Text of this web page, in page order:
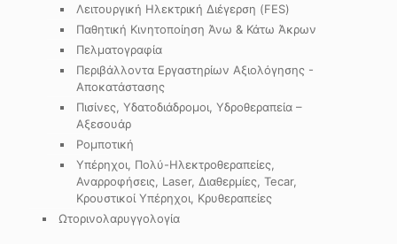
Λειτουργική Ηλεκτρική Διέγερση (FES)
Παθητική Κινητοποίηση Άνω & Κάτω Άκρων
Πελματογραφία
Περιβάλλοντα Εργαστηρίων Αξιολόγησης -
Αποκατάστασης
Πισίνες, Υδατοδιάδρομοι, Υδροθεραπεία –
Αξεσουάρ
Ρομποτική
Υπέρηχοι, Πολύ-Ηλεκτροθεραπείες,
Αναρροφήσεις, Laser, Διαθερμίες, Tecar,
Κρουστικοί Υπέρηχοι, Κρυθεραπείες
Ωτορινολαρυγγολογία